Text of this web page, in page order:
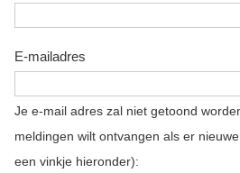
E-mailadres
Je e-mail adres zal niet getoond
meldingen wilt ontvangen als er
een vinkje hieronder):